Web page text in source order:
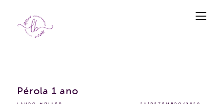
Pérola 1 ano